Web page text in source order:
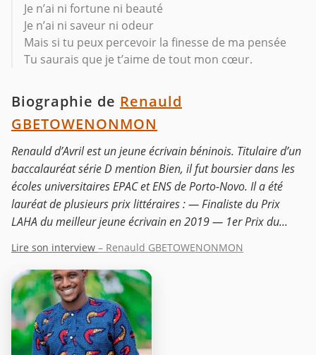
Je n’ai ni fortune ni beauté
Je n’ai ni saveur ni odeur
Mais si tu peux percevoir la finesse de ma pensée
Tu saurais que je t’aime de tout mon cœur.
Biographie de Renauld
GBETOWENONMON
Renauld d’Avril est un jeune écrivain béninois. Titulaire d’un
baccalauréat série D mention Bien, il fut boursier dans les
écoles universitaires EPAC et ENS de Porto-Novo. Il a été
lauréat de plusieurs prix littéraires : — Finaliste du Prix
LAHA du meilleur jeune écrivain en 2019 — 1er Prix du...
Lire son interview – Renauld GBETOWENONMON